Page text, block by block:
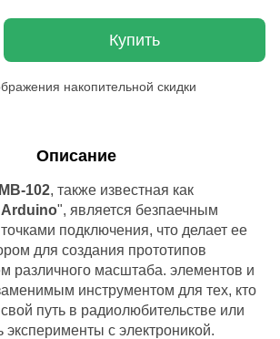
Купить
накопительной скидки
Описание
MB-102, также известная как
Arduino", является безпаечным
точками подключения, что делает ее
для создания прототипов
различного масштаба. элементов и
инструментом для тех, кто
путь в радиолюбительстве или
эксперименты с электроникой.